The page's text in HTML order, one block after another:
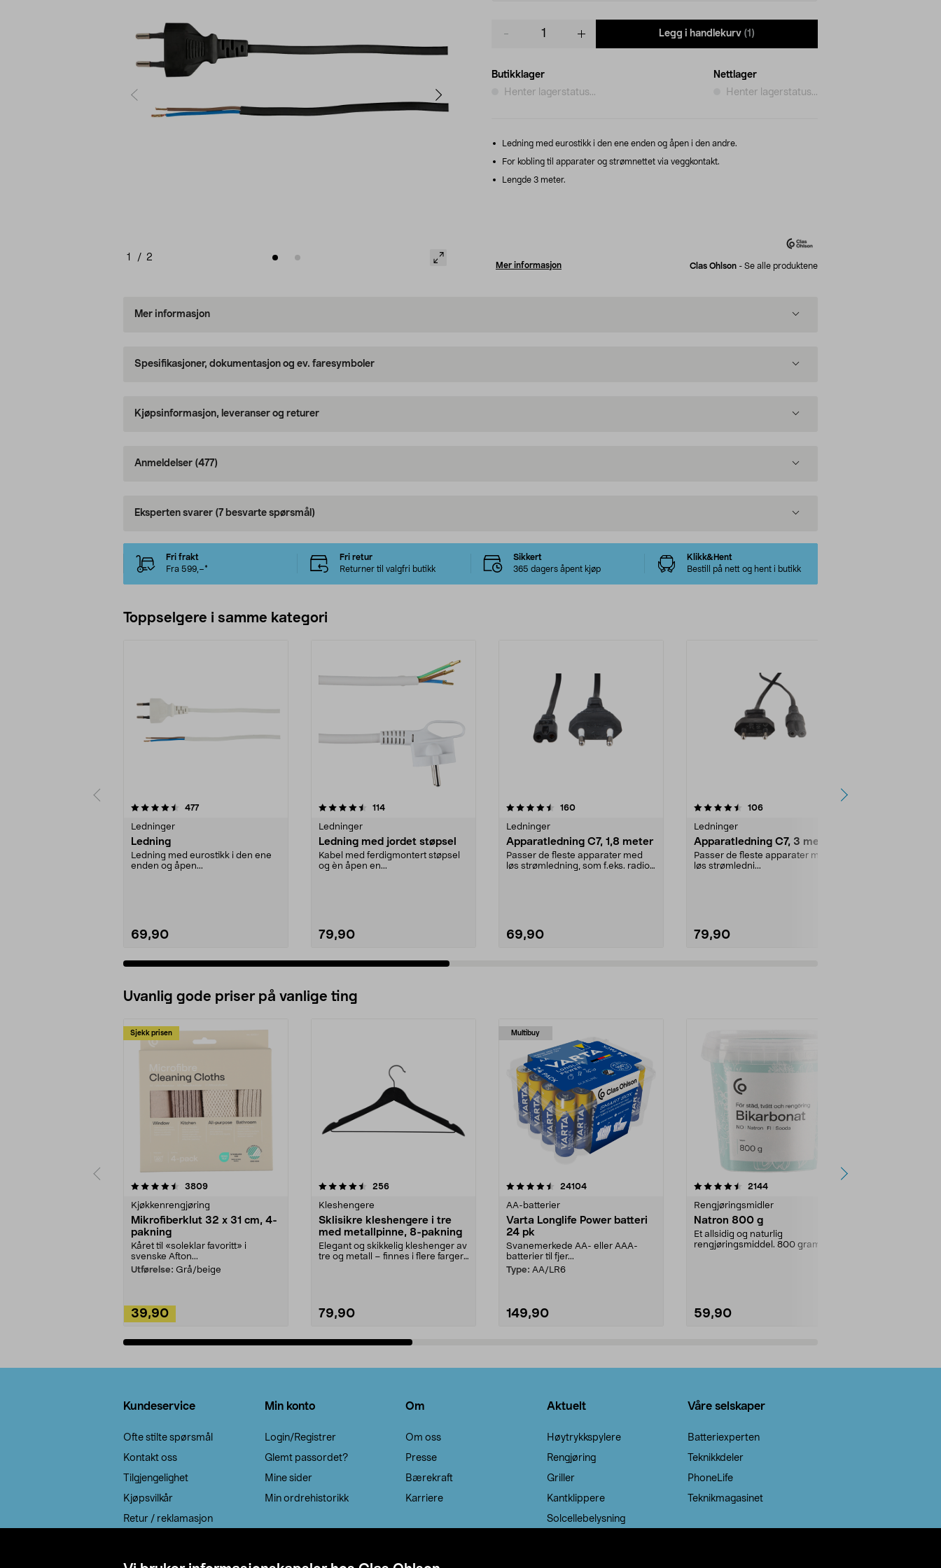
1 / 2
Legg i handlekurv (1)
Butikklager
Henter lagerstatus...
Nettlager
Henter lagerstatus...
Ledning med eurostikk i den ene enden og åpen i den andre.
For kobling til apparater og strømnettet via veggkontakt.
Lengde 3 meter.
Mer informasjon Clas Ohlson - Se alle produktene
Mer informasjon
Spesifikasjoner, dokumentasjon og ev. faresymboler
Kjøpsinformasjon, leveranser og returer
Anmeldelser (477)
Eksperten svarer (7 besvarte spørsmål)
Fri frakt
Fra 599,–*
Fri retur
Returner til valgfri butikk
Sikkert
365 dagers åpent kjøp
Klikk&Hent
Bestill på nett og hent i butikk
Toppselgere i samme kategori
477anmeldelser
Ledninger
Ledning
Ledning med eurostikk i den ene
enden og åpen...
69,90
4.5 av 5 stjerner 114anmeldelser
Ledninger
Ledning med jordet støpsel
Kabel med ferdigmontert støpsel
og èn åpen en...
79,90
4.5 av 5 stjerner 160anmeldelser
Ledninger
Apparatledning C7, 1,8 meter
Passer de fleste apparater med
løs strømledning, som f.eks. radio,
69,90
4.5 av 5 stjerner 106anmeldelser
Ledninger
Apparatledning C7, 3 meter
Passer de fleste apparater med
løs strømledni...
79,90
4.5 av 5 stjerner
Uvanlig gode priser på vanlige ting
Sjekk prisen
3809anmeldelser
Kjøkkenrengjøring
Mikrofiberklut 32 x 31 cm, 4-
pakning
Kåret til «soleklar favoritt» i
svenske Afton...
Utførelse: Grå/beige
39,90
4.5av 5 stjerner 256anmeldelser
Kleshengere
Sklisikre kleshengere i tre
med metallpinne, 8-pakning
Elegant og skikkelig kleshenger av
tre og metall – finnes i flere farger.
79,90
Multibuy
4.5av 5 stjerner 24104anmeldelser
AA-batterier
Varta Longlife Power batteri
24 pk
Svanemerkede AA- eller AAA-
batterier til fjer...
Type: AA/LR6
149,90
4.5av 5 stjerner 2144anmeldelser
Rengjøringsmidler
Natron 800 g
Et allsidig og naturlig
rengjøringsmiddel. 800 gram
59,90
4.0av 5 stjerner
Kundeservice
Ofte stilte spørsmål
Kontakt oss
Tilgjengelighet
Kjøpsvilkår
Retur / reklamasjon
Min konto
Login/Registrer
Glemt passordet?
Mine sider
Min ordrehistorikk
Om
Om oss
Presse
Bærekraft
Karriere
Aktuelt
Høytrykkspylere
Rengjøring
Griller
Kantklippere
Solcellebelysning
Våre selskaper
Batteriexperten
Teknikkdeler
PhoneLife
Teknikmagasinet